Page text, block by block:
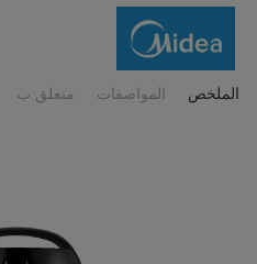
Vaccuum
Cleaner
الملخص المواصفات متعلق ب